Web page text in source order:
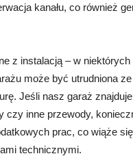
kanału, co również
z instalacją – w
może być utrudniona
Jeśli nasz garaż
czy inne przewody,
prac, co wiąże
technicznymi.